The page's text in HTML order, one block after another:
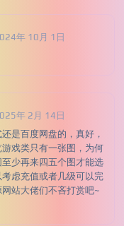
年 10月 1日
年 2月 14日
是百度网盘的，真好，
戏类只有一张图，为何
少再来四五个图才能选
虑充值或者几级可以完
站大佬们不吝打赏吧~